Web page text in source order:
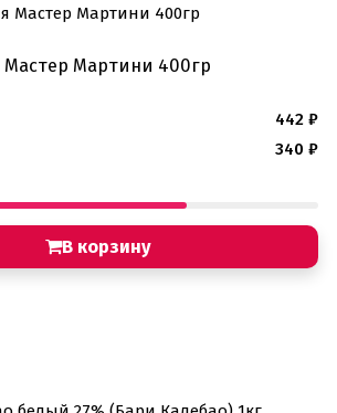
Мастер Мартини 400гр
442 ₽
340 ₽
В корзину